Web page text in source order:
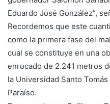
Eduardo José González”,
Recordemos que este
como la primera fase del
cual se constituye en una
enrocado de 2.241 metros
la Universidad Santo
Paraíso.